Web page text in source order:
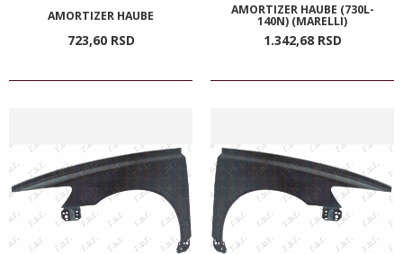
AMORTIZER HAUBE
723,60 RSD
AMORTIZER HAUBE (730L-
140N) (MARELLI)
1.342,68 RSD